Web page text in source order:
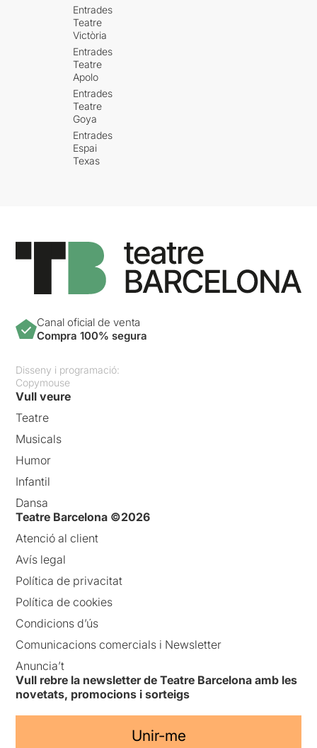
Entrades
Teatre
Victòria
Entrades
Teatre
Apolo
Entrades
Teatre
Goya
Entrades
Espai
Texas
Canal oficial de venta
Compra 100% segura
Disseny i programació:
Copymouse
Vull veure
Teatre
Musicals
Humor
Infantil
Dansa
Teatre Barcelona ©2026
Atenció al client
Avís legal
Política de privacitat
Política de cookies
Condicions d’ús
Comunicacions comercials i Newsletter
Anuncia’t
Vull rebre la newsletter de Teatre Barcelona amb les
novetats, promocions i sorteigs
Unir-me